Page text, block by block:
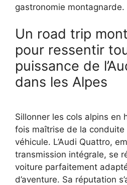
gastronomie montagnarde.
Un road trip
pour ressentir
puissance de
dans les Alpes
Sillonner les cols alpins en
fois maîtrise de la
véhicule. L’Audi Quattro,
transmission intégrale, se
voiture parfaitement
d’aventure. Sa réputation